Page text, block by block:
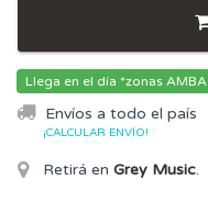
Llega en el día *zonas AMBA
Envíos a todo el país
¡CALCULAR ENVÍO!
Retirá en Grey Music.